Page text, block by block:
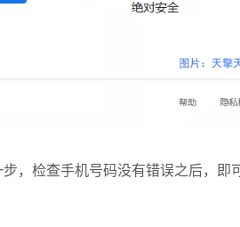
，检查手机号码没有错误之后，即